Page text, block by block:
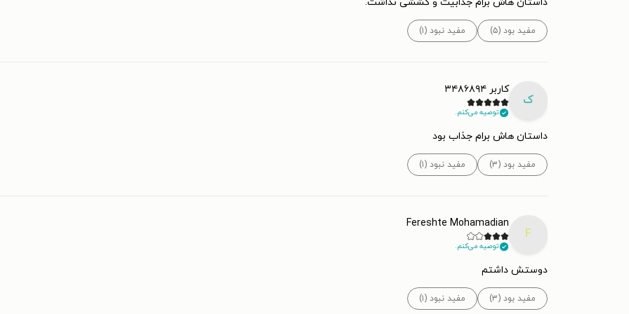
داستان هاش برام جذابیت و کششی نداشت.
مفید بود (۵) مفید نبود (۱)
ک
کاربر ۳۴۸۶۸۹۴
توصیه می‌کنم.
داستان هاش برام جذاب بود
مفید بود (۳) مفید نبود (۱)
F
Fereshte Mohamadian
توصیه می‌کنم.
دوستش داشتم
مفید بود (۳) مفید نبود (۱)